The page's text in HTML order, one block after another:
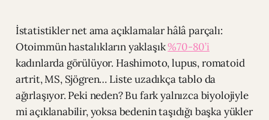
İstatistikler net ama açıklamalar hâlâ parçalı:
Otoimmün hastalıkların yaklaşık%70-80’i
kadınlarda görülüyor. Hashimoto, lupus, romatoid
artrit, MS, Sjögren… Liste uzadıkça tablo da
ağırlaşıyor. Peki neden? Bu fark yalnızca biyolojiyle
mi açıklanabilir, yoksa bedenin taşıdığı başka yükler